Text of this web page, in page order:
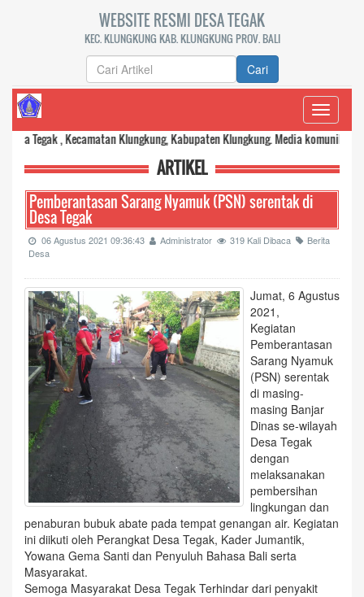
WEBSITE RESMI DESA TEGAK
KEC. KLUNGKUNG KAB. KLUNGKUNG PROV. BALI
Cari
Toggle
, Kecamatan Klungkung, Kabupaten Klungkung. Media komunikasi dan
ARTIKEL
Pemberantasan Sarang Nyamuk (PSN) serentak di
Desa Tegak
06 Agustus 2021 09:36:43 Administrator 319 Kali Dibaca
Berita
Desa
Jumat, 6 Agustus
2021,
Kegiatan
Pemberantasan
Sarang Nyamuk
(PSN) serentak
di masing-
masing Banjar
Dinas se-wilayah
Desa Tegak
dengan
melaksanakan
pembersihan
lingkungan dan
penaburan bubuk abate pada tempat genangan air. Kegiatan
ini diikuti oleh Perangkat Desa Tegak, Kader Jumantik,
Yowana Gema Santi dan Penyuluh Bahasa Bali serta
Masyarakat.
Semoga Masyarakat Desa Tegak Terhindar dari penyakit